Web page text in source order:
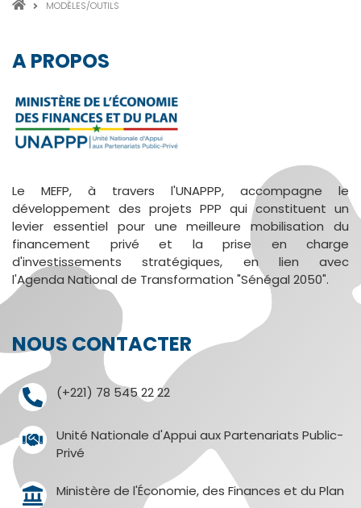
FIL
MODÈLES/OUTILS
A PROPOS
Le MEFP, à travers l'UNAPPP, accompagne le
développement des projets PPP qui constituent un
levier essentiel pour une meilleure mobilisation du
financement privé et la prise en charge
d'investissements stratégiques, en lien avec
l'Agenda National de Transformation "Sénégal 2050".
NOUS CONTACTER
(+221) 78 545 22 22
Unité Nationale d'Appui aux Partenariats Public-
Privé
Ministère de l'Économie, des Finances et du Plan